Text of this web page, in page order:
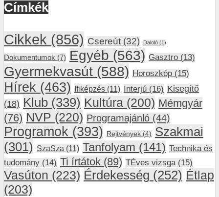
Címkék
Cikkek (856) Csereút (32) Daloló (1)
Dokumentumok (7) Egyéb (563) Gasztro (13)
Gyermekvasút (588) Horoszkóp (15)
Hírek (463) Ifiképzés (11) Interjú (16) Kisegítő
(18) Klub (339) Kultúra (200) Mémgyár
(76) NVP (220) Programajánló (44)
Programok (393) Rejtvények (4) Szakmai
(301) SzaSza (11) Tanfolyam (141) Technika és
tudomány (14) Ti írtátok (89) TÉves vizsga(15)
Vasúton (223) Érdekesség (252) Étlap
(203)